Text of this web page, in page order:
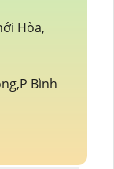
Hòa,
Bình